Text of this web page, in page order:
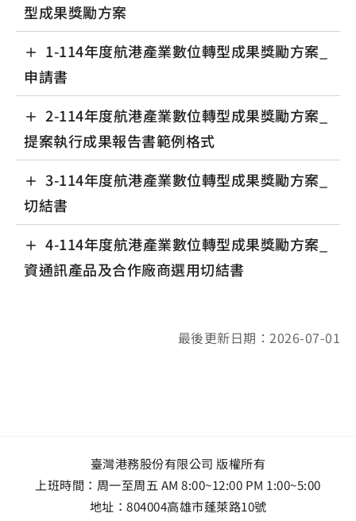
型成果獎勵方案
1-114年度航港產業數位轉型成果獎勵方案_
申請書
2-114年度航港產業數位轉型成果獎勵方案_
提案執行成果報告書範例格式
3-114年度航港產業數位轉型成果獎勵方案_
切結書
4-114年度航港產業數位轉型成果獎勵方案_
資通訊產品及合作廠商選用切結書
最後更新日期：2026-07-01
臺灣港務股份有限公司 版權所有
上班時間：周一至周五 AM 8:00~12:00 PM 1:00~5:00
地址： 804004高雄市蓬萊路10號